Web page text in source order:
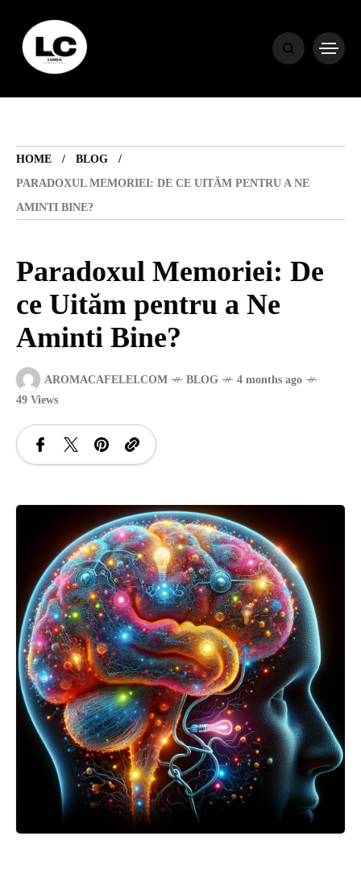
HOME
BLOG
PARADOXUL MEMORIEI: DE CE UITĂM PENTRU A NE
AMINTI BINE?
Paradoxul Memoriei: De
ce Uităm pentru a Ne
Aminti Bine?
AROMACAFELEI.COM BLOG
4 months ago
49 Views
HOME
BLOG
HOROSCOP
ENGLISH
CONTENT
TRAVEL
SANATATE
INGRIJIRE
ISTORIE
NATURĂ
STIRI
ȘTIINȚA
ANIMALE
OAMENI